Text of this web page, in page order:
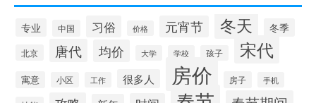
专业 中国 习俗 价格 元宵节 冬天 冬季
北京 唐代 均价 大学 学校 孩子 宋代
寓意 小区 工作 很多人 房价 房子 手机